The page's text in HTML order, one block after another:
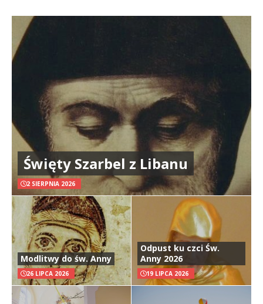
Święty Szarbel z Libanu
2 SIERPNIA 2026
Modlitwy do św. Anny
26 LIPCA 2026
Odpust ku czci Św.
Anny 2026
19 LIPCA 2026